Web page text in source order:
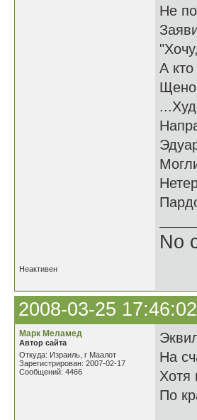
Не
А
No
Неактивен
2008-03-25 17:46:02
Марк Меламед
Автор сайта
Откуда: Израиль, г Маалот
Зарегистрирован: 2007-02-17
Сообщений: 4466
На
Хотя
По